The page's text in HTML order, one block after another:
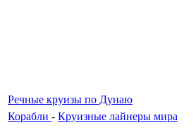
Речные круизы по Дунаю
Корабли - Круизные лайнеры мира